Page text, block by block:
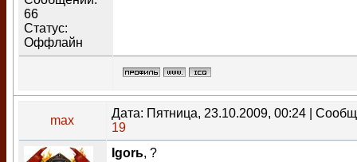
66
Статус:
Оффлайн
max
Дата: Пятница, 23.10.2009, 00:24 |
19
Igorь, ?